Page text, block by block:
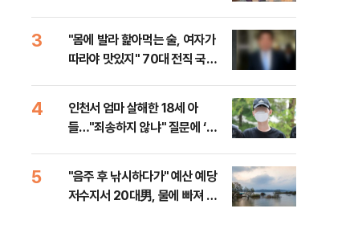
3
"몸에 발라 핥아먹는 술, 여자가
따라야 맛있지" 70대 전직 국회
4
인천서 엄마 살해한 18세 아
들…"죄송하지 않냐" 질문에 ‘묵
5
"음주 후 낚시하다가" 예산 예당
저수지서 20대男, 물에 빠져 사